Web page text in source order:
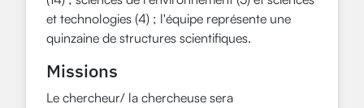
et technologies (4) ; l'équipe représente une
quinzaine de structures scientifiques.
Missions
Le chercheur/ la chercheuse sera